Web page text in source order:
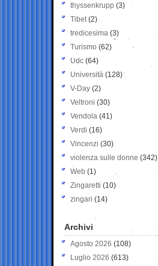
thyssenkrupp (3)
Tibet(2)
tredicesima (3)
Turismo (62)
Udc (64)
Università (128)
V-Day (2)
Veltroni (30)
Vendola (41)
Verdi (16)
Vincenzi (30)
violenza sulle donne (342)
Web (1)
Zingaretti (10)
zingari (14)
Archivi
Agosto 2026 (108)
Luglio 2026 (613)